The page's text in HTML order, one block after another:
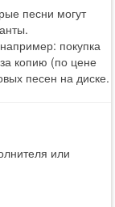
песни могут
покупка
копию (по цене
песен на диске.
или